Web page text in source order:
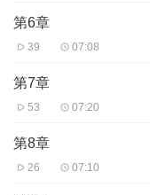
第6章
39 07:08
第7章
53 07:20
第8章
26 07:10